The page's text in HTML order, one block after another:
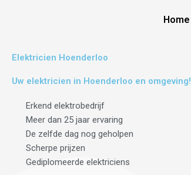
Home
Elektricien Hoenderloo
Uw elektricien in Hoenderloo en omgeving!
Erkend elektrobedrijf
Meer dan 25 jaar ervaring
De zelfde dag nog geholpen
Scherpe prijzen
Gediplomeerde elektriciens